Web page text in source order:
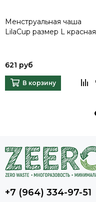
Менструальная чаша
LilaCup размер L красная
621 руб
В корзину
+7 (964) 334-97-51